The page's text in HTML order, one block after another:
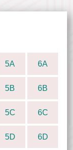
5A 6A
5B 6B
5C 6C
5D 6D